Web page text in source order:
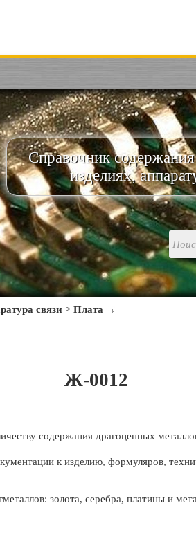
Справочник
изделиях,
связи > Плата
Ж-0012
содержания драгоценных
к изделию, формуляров,
золота, серебра, платины и